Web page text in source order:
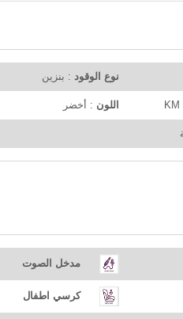
نوع الوقود: بنزين
اللون : أخضر
مدخل الصوت
كرسي اطفال